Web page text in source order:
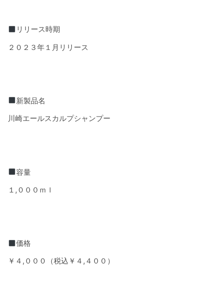
リリース時期
２０２３年１月リリース
新製品名
川崎エールスカルプシャンプー
容量
１ , ０００ｍｌ
価格
￥４ , ０００（税込￥４ , ４００）